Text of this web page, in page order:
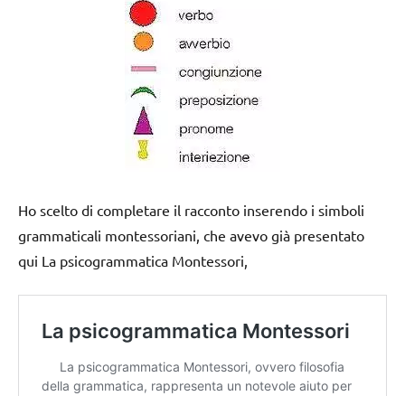
Ho scelto di completare il racconto inserendo i simboli
grammaticali montessoriani, che avevo già presentato
qui La psicogrammatica Montessori,